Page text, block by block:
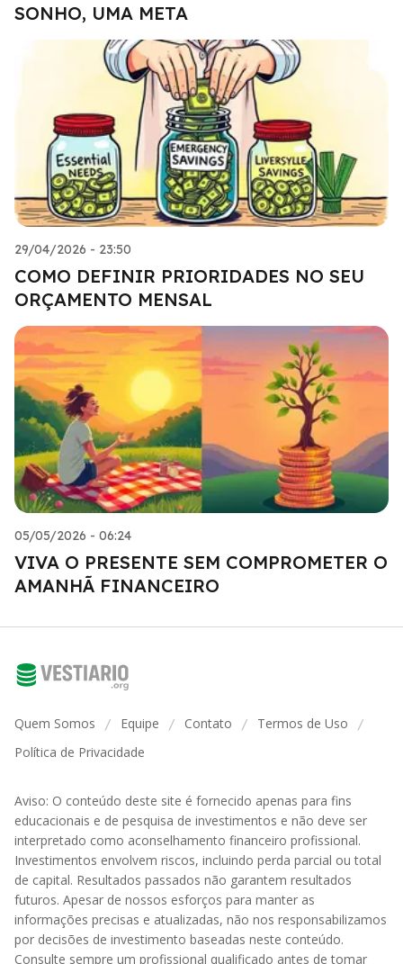
SONHO, UMA META
29/04/2026 - 23:50
COMO DEFINIR PRIORIDADES NO SEU
ORÇAMENTO MENSAL
05/05/2026 - 06:24
VIVA O PRESENTE SEM COMPROMETER O
AMANHÃ FINANCEIRO
Quem Somos / Equipe / Contato / Termos de Uso /
Política de Privacidade
Aviso: O conteúdo deste site é fornecido apenas para fins
educacionais e de pesquisa de investimentos e não deve ser
interpretado como aconselhamento financeiro profissional.
Investimentos envolvem riscos, incluindo perda parcial ou total
de capital. Resultados passados não garantem resultados
futuros. Apesar de nossos esforços para manter as
informações precisas e atualizadas, não nos responsabilizamos
por decisões de investimento baseadas neste conteúdo.
Consulte sempre um profissional qualificado antes de tomar